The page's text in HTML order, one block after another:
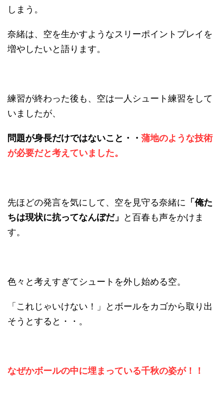
しまう。
奈緒は、空を生かすようなスリーポイントプレイを
増やしたいと語ります。
練習が終わった後も、空は一人シュート練習をして
いましたが、
問題が身長だけではないこと・・ 蒲地のような技術
が必要だと考えていました。
先ほどの発言を気にして、空を見守る奈緒に 「俺た
ちは現状に抗ってなんぼだ」
と百春も声をかけま
す。
色々と考えすぎてシュートを外し始める空。
「これじゃいけない！」とボールをカゴから取り出
そうとすると・・。
なぜかボールの中に埋まっている千秋の姿が！！